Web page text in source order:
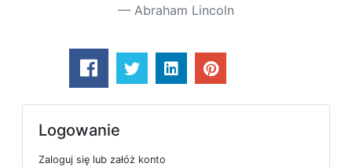
Abraham Lincoln
Logowanie
Zaloguj się lub załóż konto